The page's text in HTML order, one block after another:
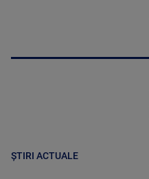
ȘTIRI ACTUALE